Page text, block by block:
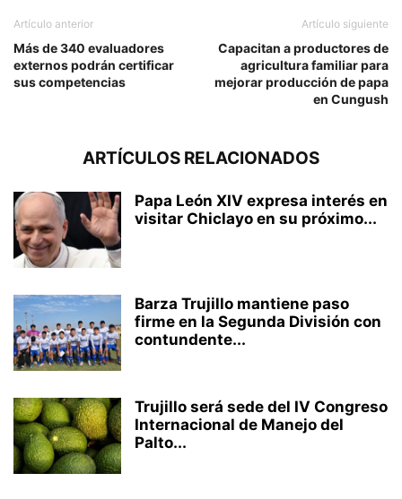
Artículo anterior
Más de 340 evaluadores
externos podrán certificar
sus competencias
Artículo siguiente
Capacitan a productores de
agricultura familiar para
mejorar producción de papa
en Cungush
ARTÍCULOS RELACIONADOS
Papa León XIV expresa interés en
visitar Chiclayo en su próximo...
Barza Trujillo mantiene paso
firme en la Segunda División con
contundente...
Trujillo será sede del IV Congreso
Internacional de Manejo del
Palto...